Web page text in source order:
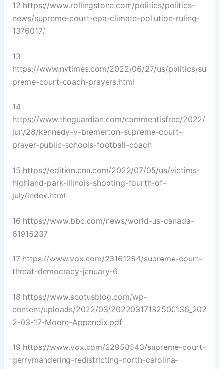
12 https://www.rollingstone.com/politics/politics-
news/supreme-court-epa-climate-pollution-ruling-
1376017/
13
https://www.nytimes.com/2022/06/27/us/politics/su
preme-court-coach-prayers.html
14
https://www.theguardian.com/commentisfree/2022/
jun/28/kennedy-v-bremerton-supreme-court-
prayer-public-schools-football-coach
15 https://edition.cnn.com/2022/07/05/us/victims-
highland-park-illinois-shooting-fourth-of-
july/index.html
16 https://www.bbc.com/news/world-us-canada-
61915237
17 https://www.vox.com/23161254/supreme-court-
threat-democracy-january-6
18 https://www.scotusblog.com/wp-
content/uploads/2022/03/20220317132500136_202
2-03-17-Moore-Appendix.pdf
19 https://www.vox.com/22958543/supreme-court-
gerrymandering-redistricting-north-carolina-